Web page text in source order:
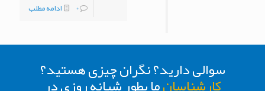
0
ادامه مطلب
سوالی دارید؟ نگران چیزی هستید؟